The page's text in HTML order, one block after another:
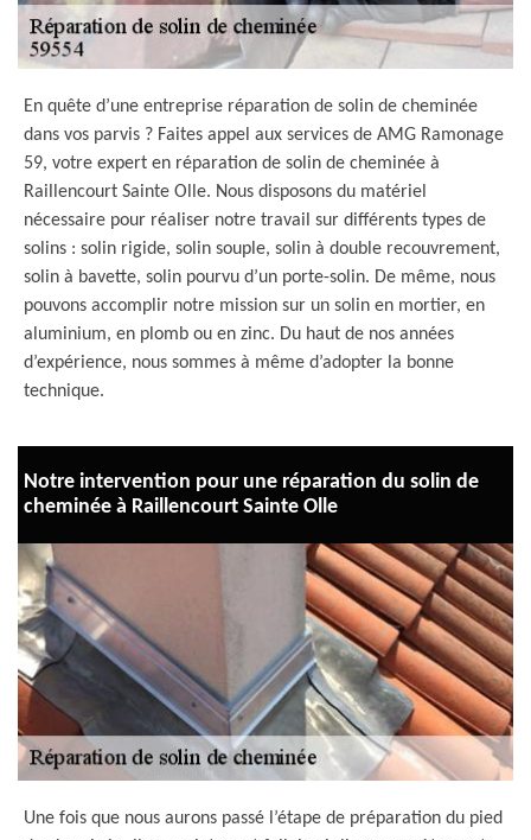
En quête d’une entreprise réparation de solin de cheminée
dans vos parvis ? Faites appel aux services de AMG Ramonage
59, votre expert en réparation de solin de cheminée à
Raillencourt Sainte Olle. Nous disposons du matériel
nécessaire pour réaliser notre travail sur différents types de
solins : solin rigide, solin souple, solin à double recouvrement,
solin à bavette, solin pourvu d’un porte-solin. De même, nous
pouvons accomplir notre mission sur un solin en mortier, en
aluminium, en plomb ou en zinc. Du haut de nos années
d’expérience, nous sommes à même d’adopter la bonne
technique.
Notre intervention pour une réparation du solin de
cheminée à Raillencourt Sainte Olle
Une fois que nous aurons passé l’étape de préparation du pied